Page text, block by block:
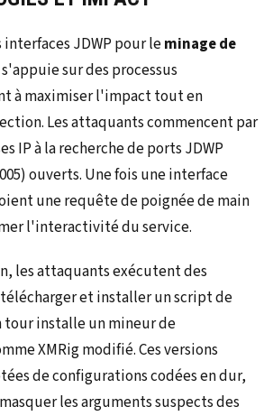
JDWP pour leminage de
s'appuie sur des processus
à maximiser l'impact tout en
Les attaquants commencent par
IP à la recherche de ports JDWP
ouverts. Une fois une interface
une requête de poignée de main
l'interactivité du service.
les attaquants exécutent des
et installer un script de
tour installe un mineur de
XMRig modifié. Ces versions
de configurations codées en dur,
les arguments suspects des